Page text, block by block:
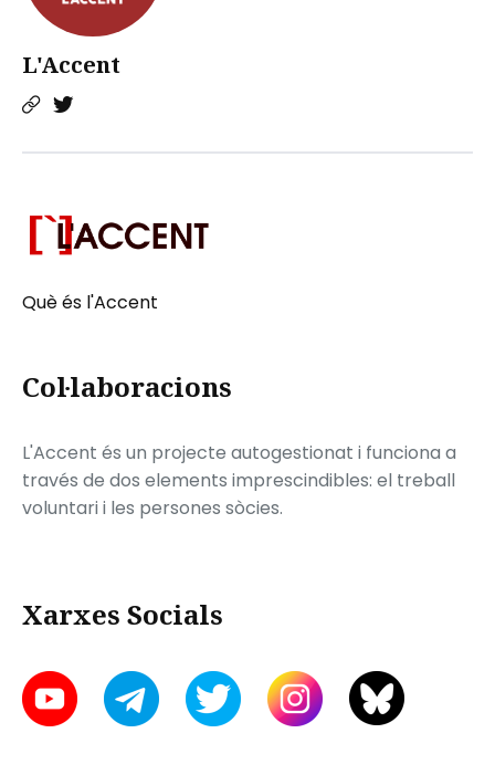
L'Accent
Què és l'Accent
Col·laboracions
L'Accent és un projecte autogestionat i funciona a
través de dos elements imprescindibles: el treball
voluntari i les persones sòcies.
Xarxes Socials